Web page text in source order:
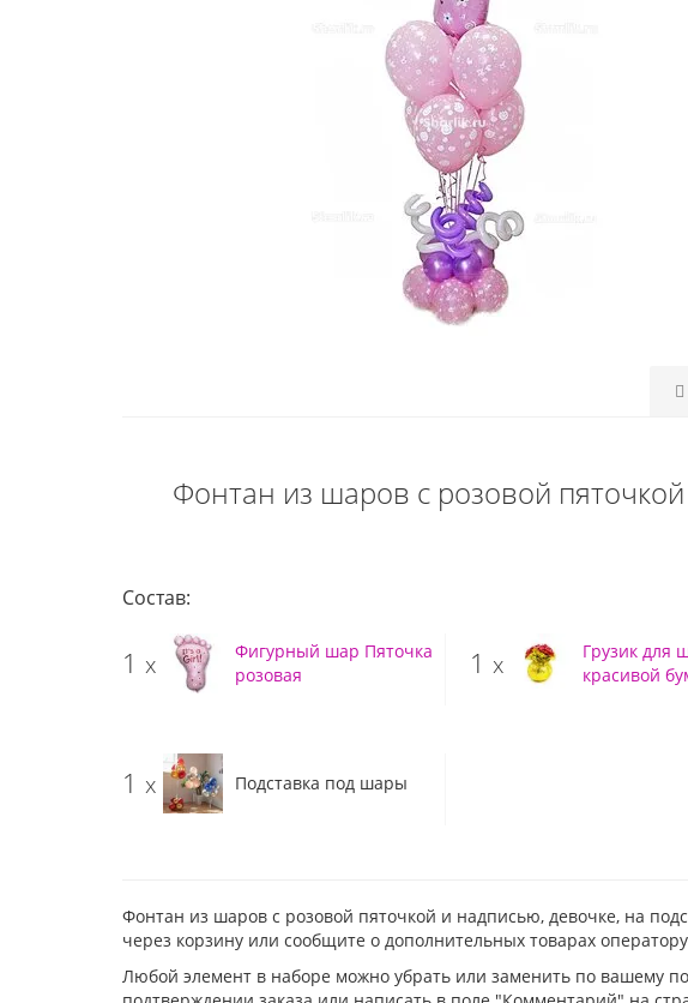
Фонтан из шаров с розовой
Состав:
1 x
Фигурный шар Пяточка
розовая
1 x
Грузик для
красивой
1 x Подставка под шары
Фонтан из шаров с розовой пяточкой и надписью, девочке, на
через корзину или сообщите о дополнительных товарах
Любой элемент в наборе можно убрать или заменить по вашему